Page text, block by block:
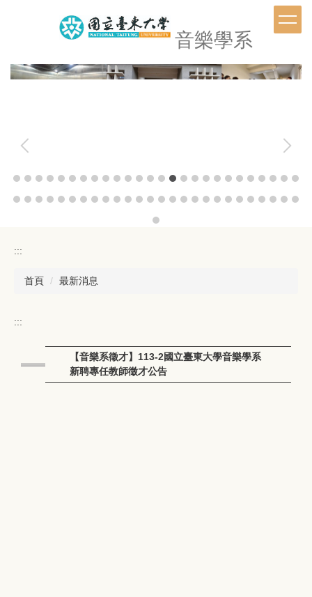
內
容
音樂學系
:::
首頁 最新消息
:::
【音樂系徵才】113-2國立臺東大學音樂學系
新聘專任教師徵才公告